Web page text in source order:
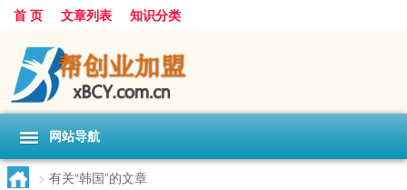
首 页 文章列表 知识分类
网站导航
> 有关“韩国”的文章